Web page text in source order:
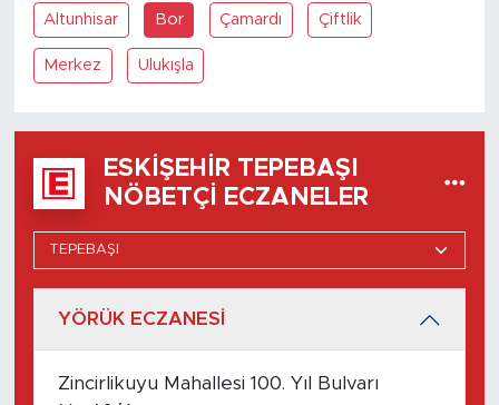
Altunhisar Bor Çamardı Çiftlik
Merkez Ulukışla
ESKIŞEHIR TEPEBAŞI
NÖBETÇI ECZANELER
YÖRÜK ECZANESİ
Zincirlikuyu Mahallesi 100. Yıl Bulvarı